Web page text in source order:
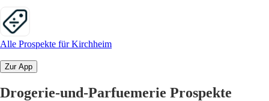
Alle Prospekte für Kirchheim
Zur App
Drogerie-und-Parfuemerie Prospekte